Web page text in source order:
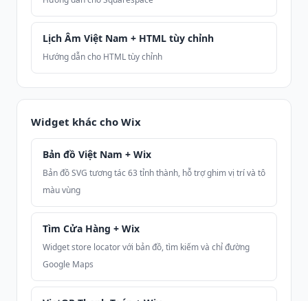
Lịch Âm Việt Nam + HTML tùy chỉnh
Hướng dẫn cho HTML tùy chỉnh
Widget khác cho Wix
Bản đồ Việt Nam + Wix
Bản đồ SVG tương tác 63 tỉnh thành, hỗ trợ ghim vị trí và tô
màu vùng
Tìm Cửa Hàng + Wix
Widget store locator với bản đồ, tìm kiếm và chỉ đường
Google Maps